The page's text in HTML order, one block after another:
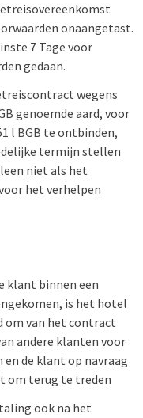
onaangetast.
7 Tage voor
gedaan.
wegens
genoemde aard, voor
l BGB te ontbinden,
termijn stellen
niet als het
het verhelpen
klant binnen een
is het hotel
om van het contract
andere klanten voor
de klant op navraag
om terug te treden
ook na het